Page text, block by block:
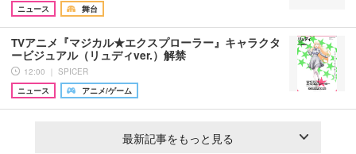
ニュース
舞台
TVアニメ『マジカル★エクスプローラー』キャラクタ
ービジュアル（リュディver.）解禁
12:00 ｜ SPICER
ニュース
アニメ/ゲーム
最新記事をもっと見る